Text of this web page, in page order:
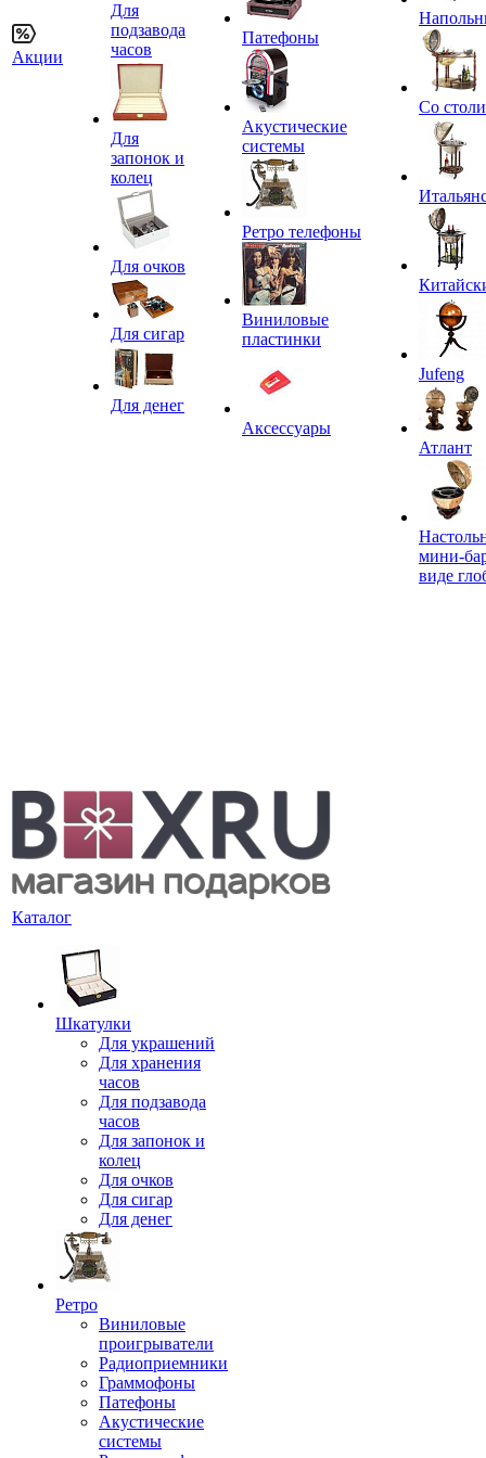
Акции
Для
подзавода
часов
Для
запонок и
колец
Для очков
Для сигар
Для денег
Патефоны
Акустические
системы
Ретро телефоны
Виниловые
пластинки
Аксессуары
Со
Jufeng
Атлант
мини-
виде
Каталог
Шкатулки
Для украшений
Для хранения
часов
Для подзавода
часов
Для запонок и
колец
Для очков
Для сигар
Для денег
Ретро
Виниловые
проигрыватели
Радиоприемники
Граммофоны
Патефоны
Акустические
системы